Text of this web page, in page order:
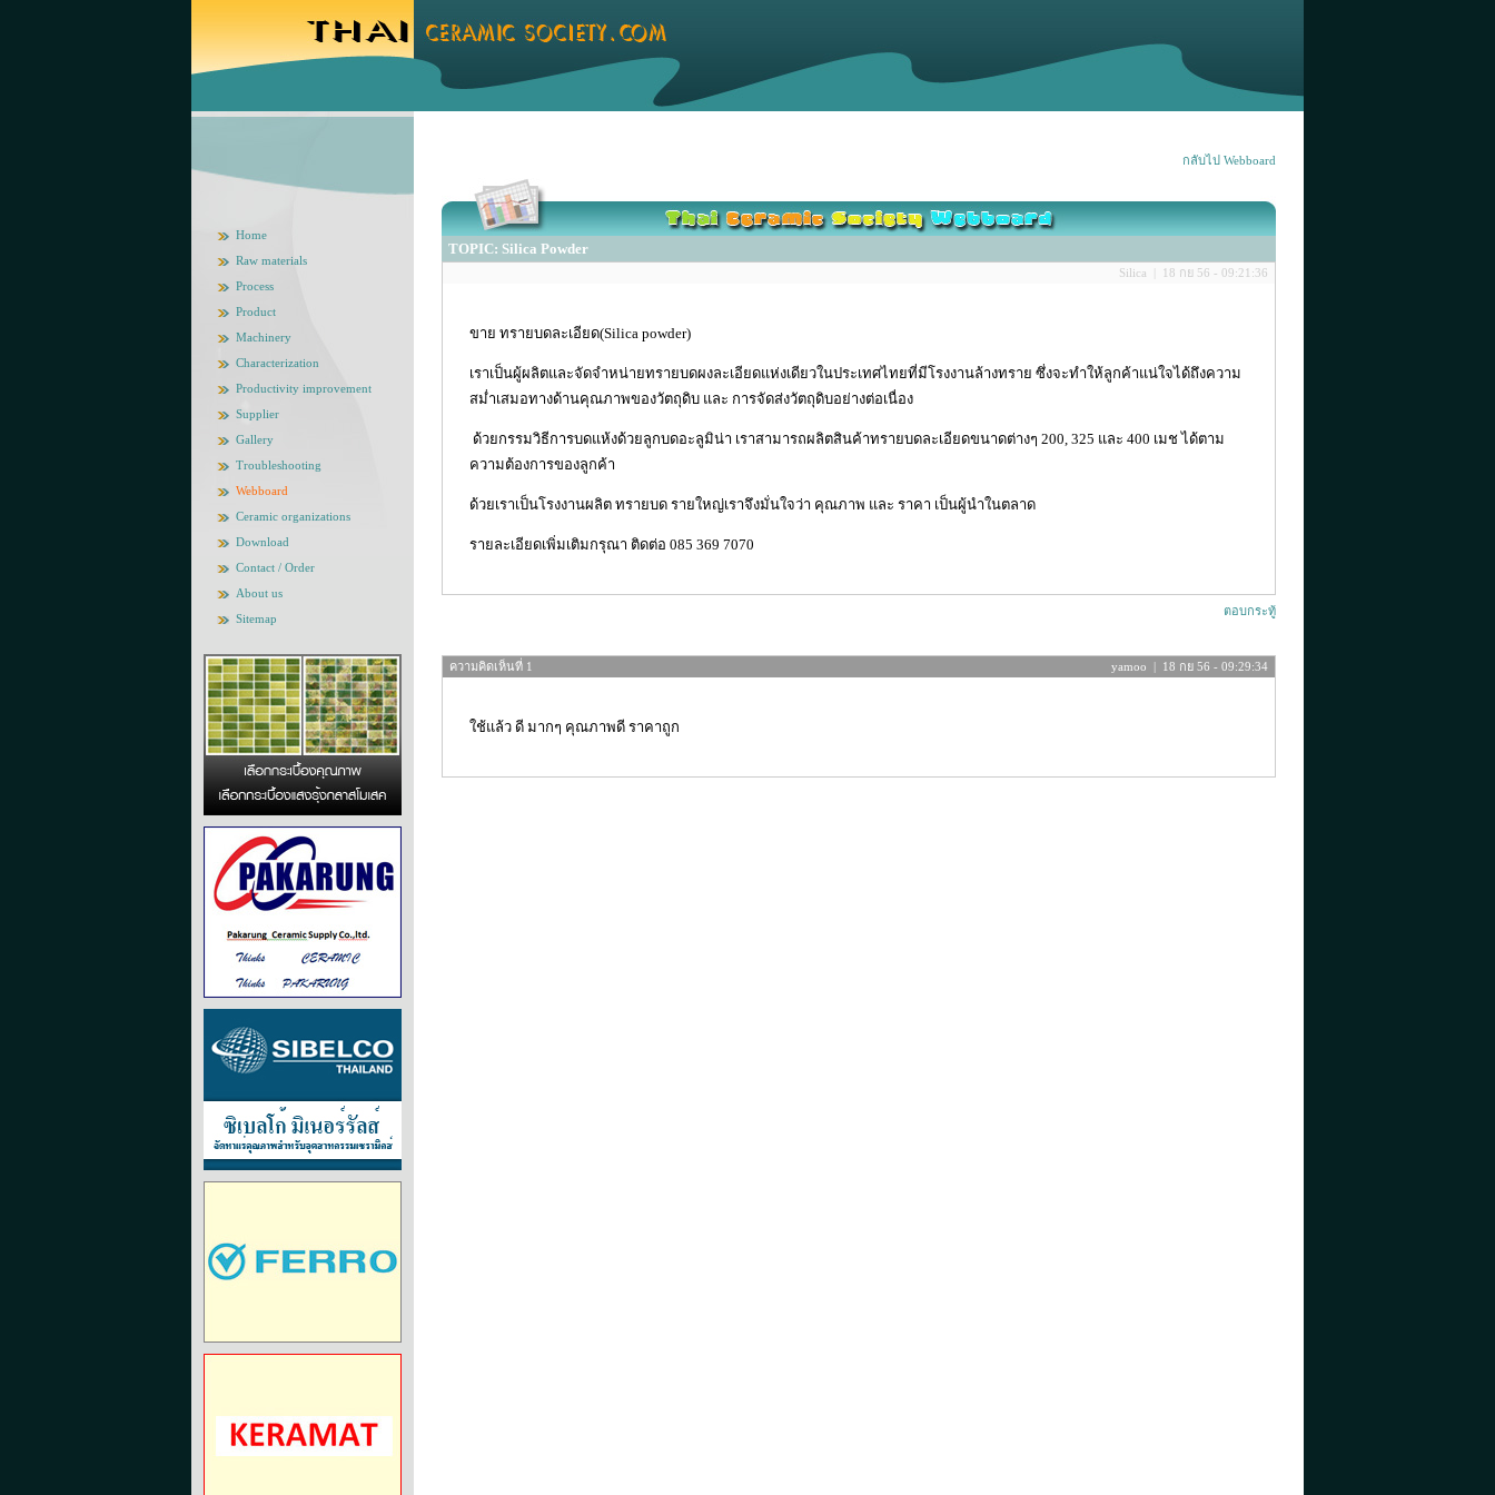
Home
Raw materials
Process
Product
Machinery
Characterization
Productivity improvement
Supplier
Gallery
Troubleshooting
Webboard
Ceramic organizations
Download
Contact / Order
About us
Sitemap
กลับไป Webboard
TOPIC: Silica Powder
Silica | 18 กย 56 - 09:21:36
ขาย ทรายบดละเอียด(Silica powder)
เราเป็นผู้ผลิตและจัดจำหน่ายทรายบดผงละเอียดแห่งเดียวในประเทศไทยที่มีโรงงานล้างทราย ซึ่งจะทำให้ลูกค้าแน่ใจได้ถึงความ
สม่ำเสมอทางด้านคุณภาพของวัตถุดิบ และ การจัดส่งวัตถุดิบอย่างต่อเนื่อง
ด้วยกรรมวิธีการบดแห้งด้วยลูกบดอะลูมิน่า เราสามารถผลิตสินค้าทรายบดละเอียดขนาดต่างๆ 200, 325 และ 400 เมช ได้ตาม
ความต้องการของลูกค้า
ด้วยเราเป็นโรงงานผลิต ทรายบด รายใหญ่เราจึงมั่นใจว่า คุณภาพ และ ราคา เป็นผู้นำในตลาด
รายละเอียดเพิ่มเติมกรุณา ติดต่อ 085 369 7070
ตอบกระทู้
ความคิดเห็นที่ 1 yamoo | 18 กย 56 - 09:29:34
ใช้แล้ว ดี มากๆ คุณภาพดี ราคาถูก